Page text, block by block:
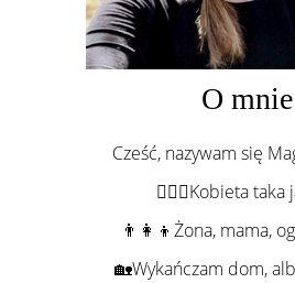
O mnie
Cześć, nazywam się
💁🏻‍♀️Kobieta taka
👨‍👩‍👦Żona, mama,
🏡Wykańczam dom,